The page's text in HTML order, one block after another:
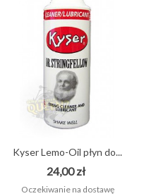
Kyser Lemo-Oil płyn do...
24,00 zł
Oczekiwanie na dostawę